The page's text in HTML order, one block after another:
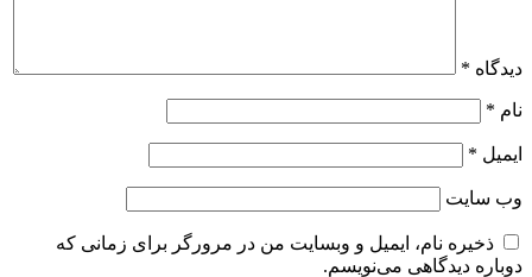
دیدگاه *
نام *
ایمیل *
وب‌ سایت
ذخیره نام، ایمیل و وبسایت من در مرورگر برای زمانی که
دوباره دیدگاهی می‌نویسم.